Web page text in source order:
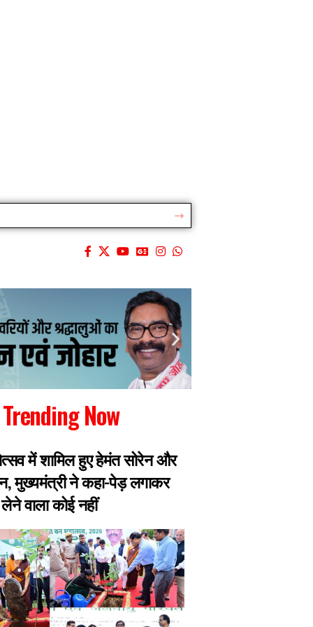
Trending Now
में शामिल हुए हेमंत सोरेन और
मुख्यमंत्री ने कहा-पेड़ लगाकर
वाला कोई नहीं